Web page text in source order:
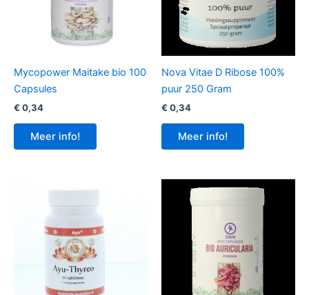
Mycopower Maitake bio 100
Capsules
€ 0,34
Meer info!
Nova Vitae D Ribose 100%
puur 250 Gram
€ 0,34
Meer info!